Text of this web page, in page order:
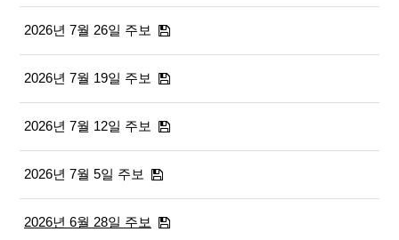
2026년 7월 26일 주보
2026년 7월 19일 주보
2026년 7월 12일 주보
2026년 7월 5일 주보
2026년 6월 28일 주보